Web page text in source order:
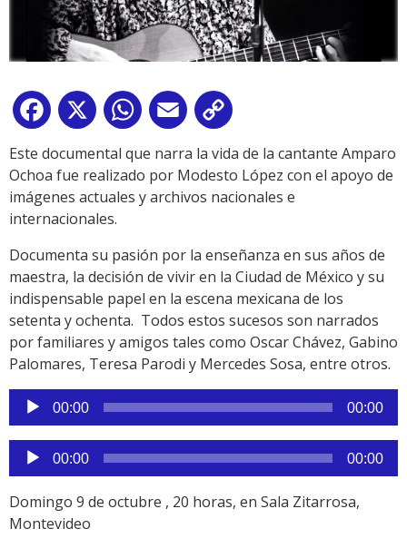
Facebook
X WhatsApp
Email
Link
Este documental que narra la vida de la cantante Amparo
Ochoa fue realizado por Modesto López con el apoyo de
imágenes actuales y archivos nacionales e
internacionales.
Documenta su pasión por la enseñanza en sus años de
maestra, la decisión de vivir en la Ciudad de México y su
indispensable papel en la escena mexicana de los
setenta y ochenta. Todos estos sucesos son narrados
por familiares y amigos tales como Oscar Chávez, Gabino
Palomares, Teresa Parodi y Mercedes Sosa, entre otros.
Reproductor
de
audio
00:00 00:00
Reproductor
de
audio
00:00 00:00
Domingo 9 de octubre , 20 horas, en Sala Zitarrosa,
Montevideo